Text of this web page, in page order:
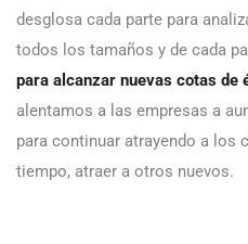
desglosa cada parte para
todos los tamaños y de cada
para alcanzar nuevas cotas de
alentamos a las empresas a
para continuar atrayendo a los
tiempo, atraer a otros nuevos.